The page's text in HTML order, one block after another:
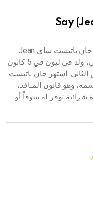
جديدة في عام 2026
Say
ساي (جان باتيست ـ) (1767 ـ 1832م) جان باتيست ساي Jean
Baptiste Say، مفكر واقتصادي فرنسي، ولد في ليون في 5 كانون
في باريس في 15 تشرين الثاني. أشتهر جان باتيست
وهو قانون المنافذ،
شرائية توفر له سوقاً أو